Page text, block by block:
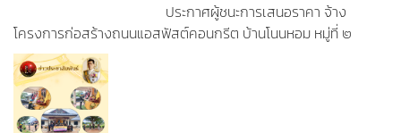
ประกาศผู้ชนะการเสนอราคา จ้าง
โครงการก่อสร้างถนนแอสฟัสต์คอนกรีต บ้านโนนหอม หมู่ที่ ๒